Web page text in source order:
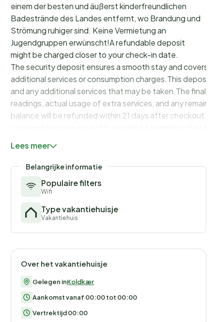
einem der besten und äußerst kinderfreundlichen
Badestrände des Landes entfernt, wo Brandung und
Strömung ruhiger sind. Keine Vermietung an
Jugendgruppen erwünscht!A refundable deposit
might be charged closer to your check-in date.
The security deposit ensures a smooth stay and covers
additional services or consumption charges.This deposit
and any additional services that may be taken.The final
readings, actual usage of extra services, and any
balance will be refunded within 21 days after
Lees meer
Belangrijke informatie
Populaire filters
Wifi
Type vakantiehuisje
Vakantiehuis
Over het vakantiehuisje
Gelegen inKoldkær
Aankomst vanaf 00:00 tot 00:00
Vertrektijd 00:00